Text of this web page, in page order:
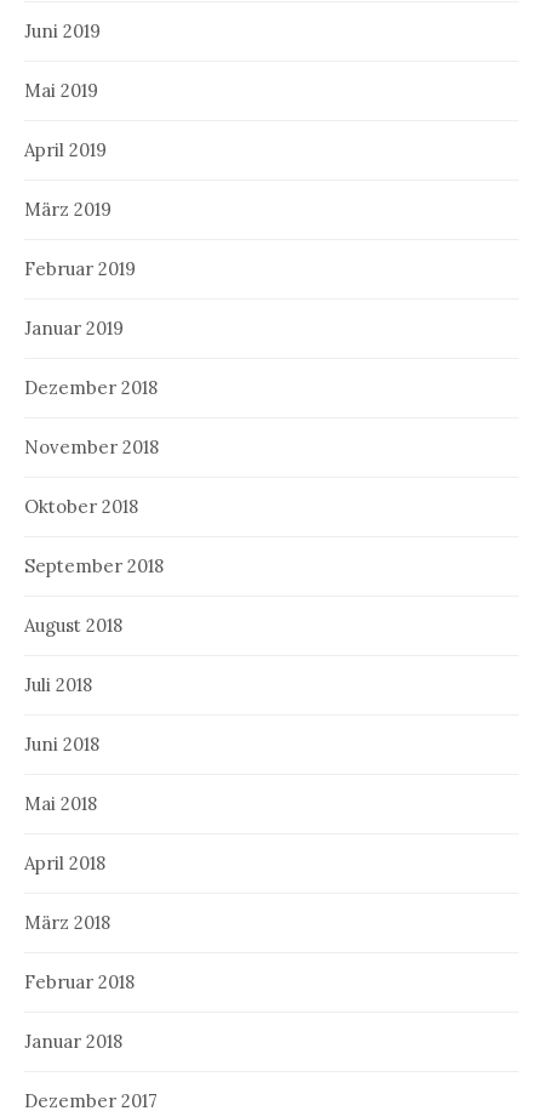
Juni 2019
Mai 2019
April 2019
März 2019
Februar 2019
Januar 2019
Dezember 2018
November 2018
Oktober 2018
September 2018
August 2018
Juli 2018
Juni 2018
Mai 2018
April 2018
März 2018
Februar 2018
Januar 2018
Dezember 2017